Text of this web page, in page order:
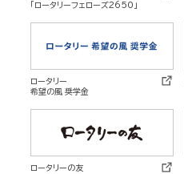
「ロータリーフェローズ2650」
ロータリー
希望の風 奨学金
ロータリーの友